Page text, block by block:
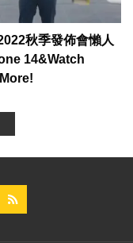
秋季發佈會懶人
14&Watch